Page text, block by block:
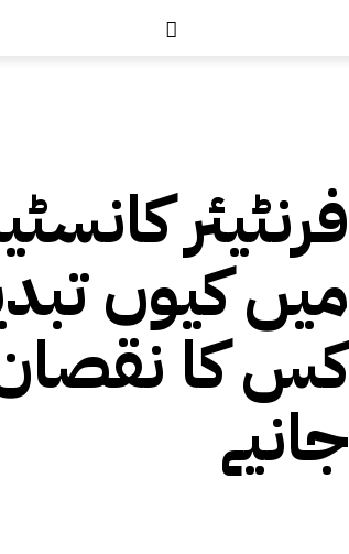
فرنٹیئر
میں کیوں
کس کا نقصان
جانیے